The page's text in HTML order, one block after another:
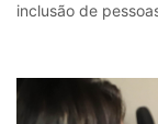
inclusão de